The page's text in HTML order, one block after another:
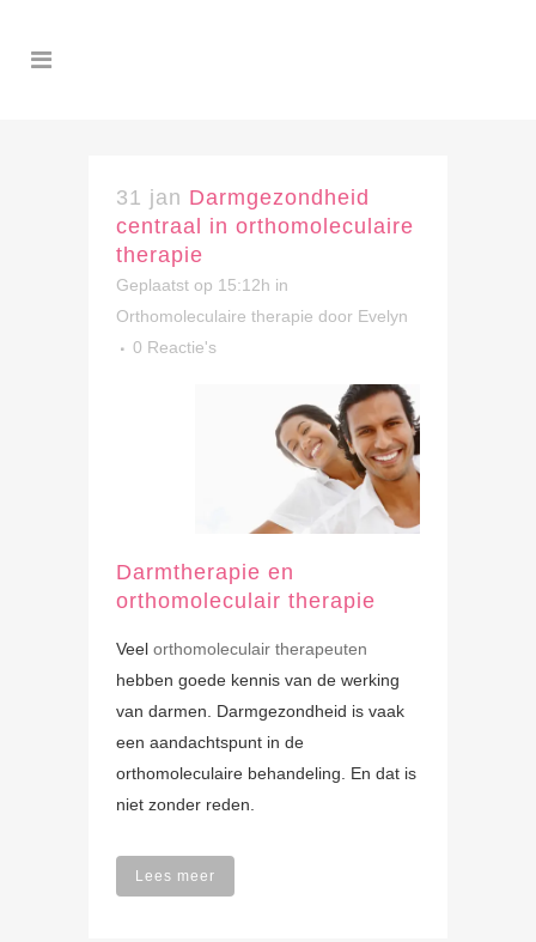
31 jan Darmgezondheid
centraal in orthomoleculaire
therapie
Geplaatst op 15:12h in
Orthomoleculaire therapie door Evelyn
0 Reactie's
Darmtherapie en
orthomoleculair therapie
Veel orthomoleculair therapeuten
hebben goede kennis van de werking
van darmen. Darmgezondheid is vaak
een aandachtspunt in de
orthomoleculaire behandeling. En dat is
niet zonder reden.
Lees meer